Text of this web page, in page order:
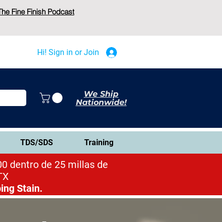
Fine Finish Podcast
Hi! Sign in or Join
We Ship
Nationwide!
TDS/SDS Training
Stain.
dentro de 25 millas de